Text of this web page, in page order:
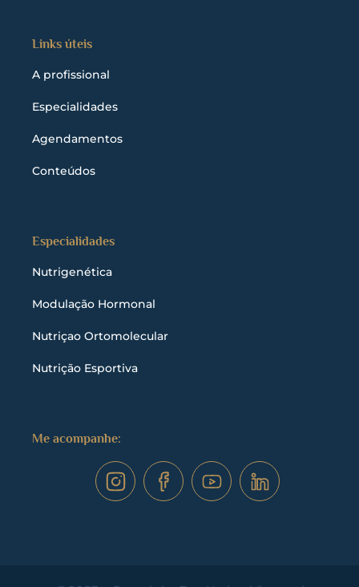
Links úteis
A profissional
Especialidades
Agendamentos
Conteúdos
Especialidades
Nutrigenética
Modulação Hormonal
Nutriçao Ortomolecular
Nutrição Esportiva
Me acompanhe: